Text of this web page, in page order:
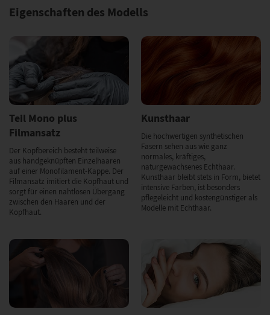
Eigenschaften des Modells
Teil Mono plus
Filmansatz
Der Kopfbereich besteht teilweise
aus handgeknüpften Einzelhaaren
auf einer Monofilament-Kappe. Der
Filmansatz imitiert die Kopfhaut und
sorgt für einen nahtlosen Übergang
zwischen den Haaren und der
Kopfhaut.
Kunsthaar
Die hochwertigen synthetischen
Fasern sehen aus wie ganz
normales, kräftiges,
naturgewachsenes Echthaar.
Kunsthaar bleibt stets in Form, bietet
intensive Farben, ist besonders
pflegeleicht und kostengünstiger als
Modelle mit Echthaar.